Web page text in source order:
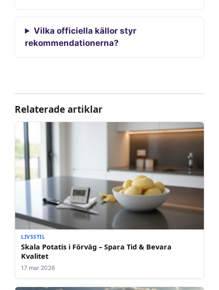
Vilka officiella källor styr
rekommendationerna?
Relaterade artiklar
LIVSSTIL
Skala Potatis i Förväg – Spara Tid & Bevara
Kvalitet
17 mar 2026